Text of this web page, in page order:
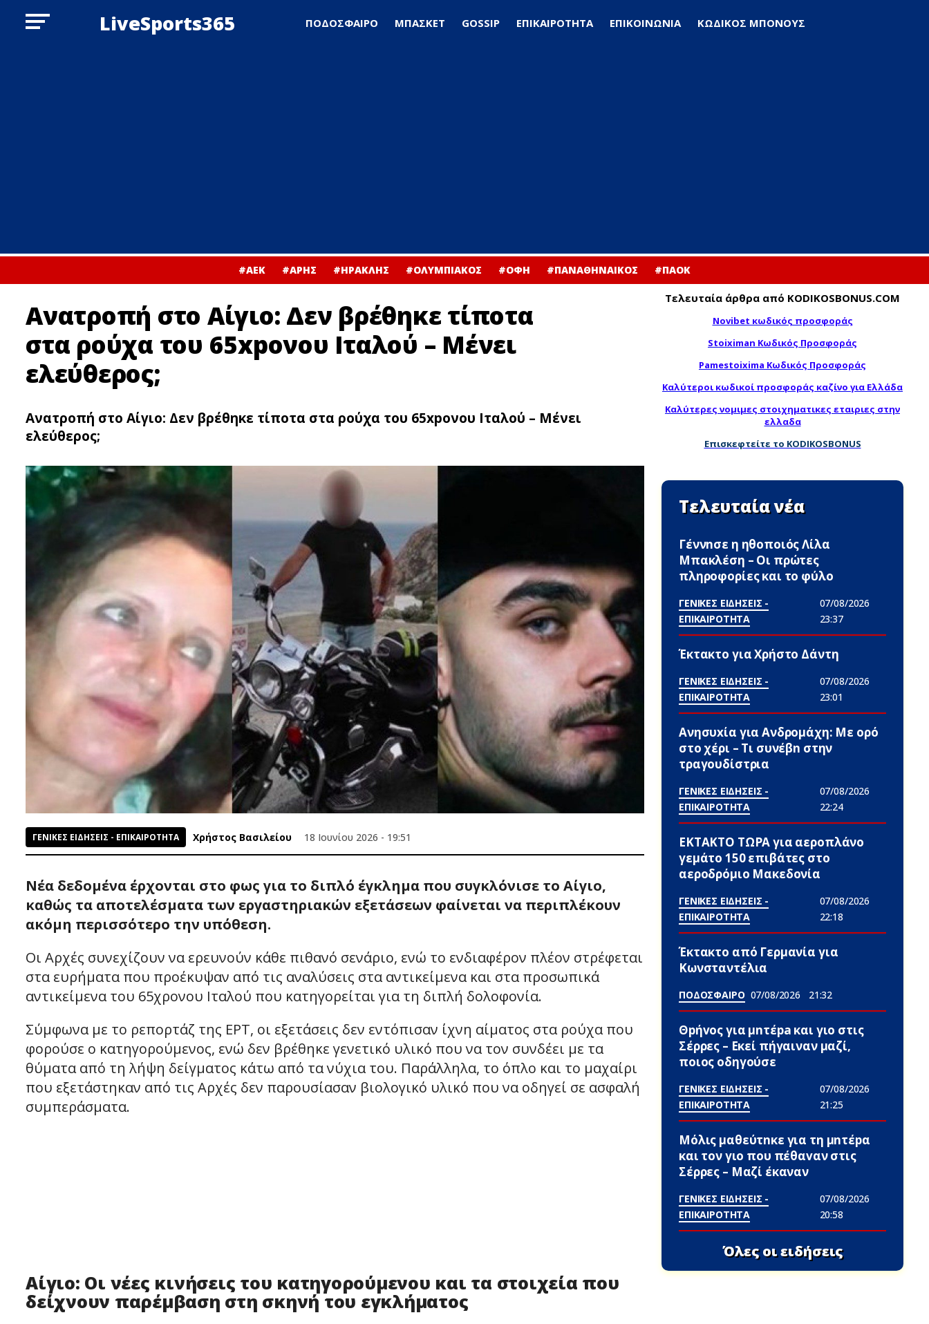
LiveSports365 ΠΟΔΟΣΦΑΙΡΟ ΜΠΑΣΚΕΤ GOSSIP ΕΠΙΚΑΙΡΟΤΗΤΑ ΕΠΙΚΟΙΝΩΝΙΑ ΚΩΔΙΚΟΣ ΜΠΟΝΟΥΣ
#ΑΕΚ #ΑΡΗΣ #ΗΡΑΚΛΗΣ #ΟΛΥΜΠΙΑΚΟΣ #ΟΦΗ #ΠΑΝΑΘΗΝΑΙΚΟΣ #ΠΑΟΚ
Ανατροπή στο Αίγιο: Δεν βρέθηκε τίποτα
στα ρούχα του 65xpονου Ιταλού – Μένει
ελεύθερος;
Ανατροπή στο Αίγιο: Δεν βρέθηκε τίποτα στα ρούχα του 65xpονου Ιταλού – Μένει
ελεύθερος;
ΓΕΝΙΚΕΣ ΕΙΔΗΣΕΙΣ - ΕΠΙΚΑΙΡΟΤΗΤΑ Χρήστος Βασιλείου 18 Ιουνίου 2026 - 19:51
Νέα δεδομένα έρχονται στο φως για το διπλό έγκλημα που συγκλόνισε το Αίγιο,
καθώς τα αποτελέσματα των εργαστηριακών εξετάσεων φαίνεται να περιπλέκουν
ακόμη περισσότερο την υπόθεση.
Οι Αρχές συνεχίζουν να ερευνούν κάθε πιθανό σενάριο, ενώ το ενδιαφέρον πλέον στρέφεται
στα ευρήματα που προέκυψαν από τις αναλύσεις στα αντικείμενα και στα προσωπικά
αντικείμενα του 65χρονου Ιταλού που κατηγορείται για τη διπλή δολοφονία.
Σύμφωνα με το ρεπορτάζ της ΕΡΤ, οι εξετάσεις δεν εντόπισαν ίχνη αίματος στα ρούχα που
φορούσε ο κατηγορούμενος, ενώ δεν βρέθηκε γενετικό υλικό που να τον συνδέει με τα
θύματα από τη λήψη δείγματος κάτω από τα νύχια του. Παράλληλα, το όπλο και το μαχαίρι
που εξετάστηκαν από τις Αρχές δεν παρουσίασαν βιολογικό υλικό που να οδηγεί σε ασφαλή
συμπεράσματα.
Αίγιο: Οι νέες κινήσεις του κατηγορούμενου και τα στοιχεία που
δείχνουν παρέμβαση στη σκηνή του εγκλήματος
Τελευταία άρθρα από KODIKOSBONUS.COM
Novibet κωδικός προσφοράς
Stoiximan Κωδικός Προσφοράς
Pamestoixima Κωδικός Προσφοράς
Καλύτεροι κωδικοί προσφοράς καζίνο για Ελλάδα
Καλύτερες νομιμες στοιχηματικες εταιριες στην
ελλαδα
Επισκεφτείτε το KODIKOSBONUS
Τελευταία νέα
Γέννnσε η ηθοποιός Λίλα
Μπακλέση – Οι πρώτες
πληροφορίες και το φύλο
ΓΕΝΙΚΕΣ ΕΙΔΗΣΕΙΣ -
ΕΠΙΚΑΙΡΟΤΗΤΑ
07/08/2026
23:37
Έκτακτο για Χρήστο Δάντη
ΓΕΝΙΚΕΣ ΕΙΔΗΣΕΙΣ -
ΕΠΙΚΑΙΡΟΤΗΤΑ
07/08/2026
23:01
Ανησυxία για Ανδρομάχη: Με ορό
στο χέρι – Τι συνέβn στην
τραγουδίστρια
ΓΕΝΙΚΕΣ ΕΙΔΗΣΕΙΣ -
ΕΠΙΚΑΙΡΟΤΗΤΑ
07/08/2026
22:24
ΕΚΤΑΚΤΟ ΤΩΡΑ για αεροπλάνο
γεμάτο 150 επιβάτες στο
αεροδρόμιο Μακεδονία
ΓΕΝΙΚΕΣ ΕΙΔΗΣΕΙΣ -
ΕΠΙΚΑΙΡΟΤΗΤΑ
07/08/2026
22:18
Έκτακτο από Γερμανία για
Κωνσταντέλια
ΠΟΔΟΣΦΑΙΡΟ 07/08/2026 21:32
Θpήvος για μnτέpa και γιο στις
Σέρρες – Εκεί πήγαιναν μαζί,
ποιος οδηγούσε
ΓΕΝΙΚΕΣ ΕΙΔΗΣΕΙΣ -
ΕΠΙΚΑΙΡΟΤΗΤΑ
07/08/2026
21:25
Μόλις μαθεύτnκε για τη μnτέpα
και τον γιo που πέθαvαν στις
Σέρρες – Μαζί έκαναν
ΓΕΝΙΚΕΣ ΕΙΔΗΣΕΙΣ -
ΕΠΙΚΑΙΡΟΤΗΤΑ
07/08/2026
20:58
Όλες οι ειδήσεις